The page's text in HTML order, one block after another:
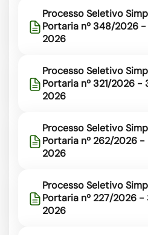
Processo Seletivo
Portaria nº 348/2026
2026
Processo Seletivo
Portaria nº 321/2026 -
2026
Processo Seletivo
Portaria nº 262/2026 -
2026
Processo Seletivo
Portaria nº 227/2026 -
2026